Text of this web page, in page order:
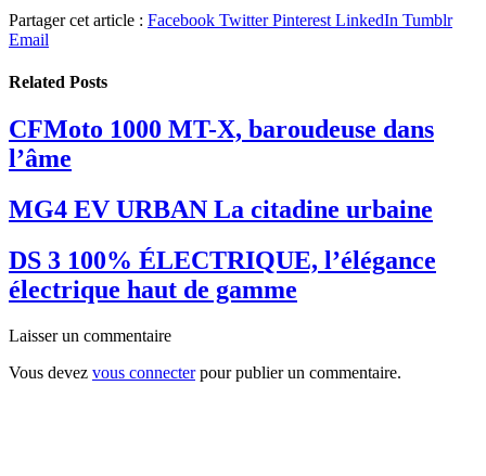
Partager cet article : Facebook Twitter Pinterest LinkedIn Tumblr
Email
Related Posts
CFMoto 1000 MT-X, baroudeuse dans
l’âme
MG4 EV URBAN La citadine urbaine
DS 3 100% ÉLECTRIQUE, l’élégance
électrique haut de gamme
Laisser un commentaire
Vous devez vous connecterpour publier un commentaire.